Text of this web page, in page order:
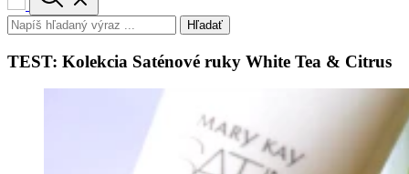
Hľadať
TEST: Kolekcia Saténové ruky White Tea & Citrus